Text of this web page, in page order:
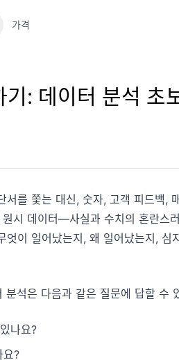
트를 모았습
가격
: 데이터 분석 초
를 쫓는 대신, 숫자, 고객 피드백,
시 데이터—사실과 수치의 혼란스
이 일어났는지, 왜 일어났는지, 심
석은 다음과 같은 질문에 답할 수
나요?
요?